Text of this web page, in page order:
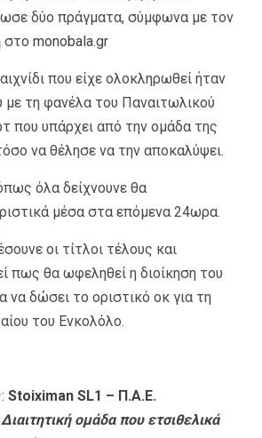
δύο πράγματα, σύμφωνα με τον
στο monobala.gr
που είχε ολοκληρωθεί ήταν
με τη φανέλα του Παναιτωλικού
που υπάρχει από την ομάδα της
να θέλησε να την αποκαλύψει.
όλα δείχνουνε θα
μέσα στα επόμενα 24ωρα.
οι τίτλοι τέλους και
πως θα ωφεληθεί η διοίκηση του
να δώσει το οριστικό οκ για τη
του Ενκολόλο.
Stoiximan SL1 – Π.Α.Ε.
Διαιτητική ομάδα που ετσιθελικά